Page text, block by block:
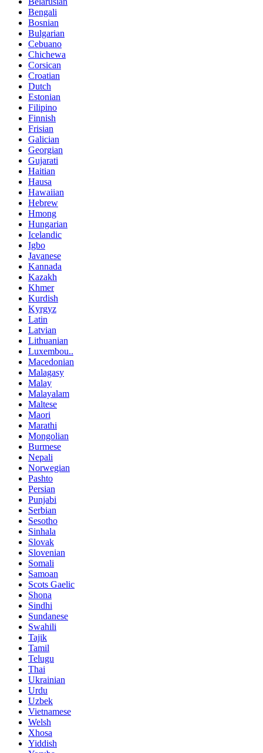
Bengali
Bosnian
Bulgarian
Cebuano
Chichewa
Corsican
Croatian
Dutch
Estonian
Filipino
Finnish
Frisian
Galician
Georgian
Gujarati
Haitian
Hausa
Hawaiian
Hebrew
Hmong
Hungarian
Icelandic
Igbo
Javanese
Kannada
Kazakh
Khmer
Kurdish
Kyrgyz
Latin
Latvian
Lithuanian
Luxembou..
Macedonian
Malagasy
Malay
Malayalam
Maltese
Maori
Marathi
Mongolian
Burmese
Nepali
Norwegian
Pashto
Persian
Punjabi
Serbian
Sesotho
Sinhala
Slovak
Slovenian
Somali
Samoan
Scots Gaelic
Shona
Sindhi
Sundanese
Swahili
Tajik
Tamil
Telugu
Thai
Ukrainian
Urdu
Uzbek
Vietnamese
Welsh
Xhosa
Yiddish